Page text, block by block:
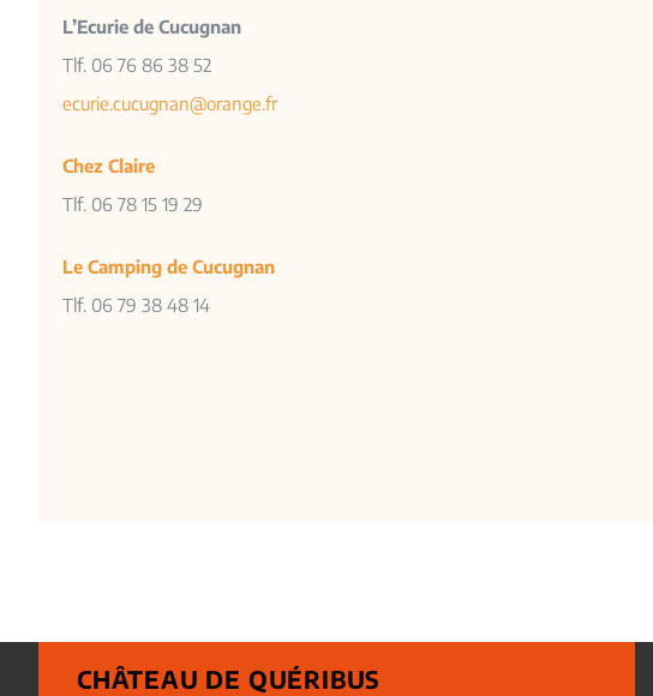
L’Ecurie de Cucugnan
Tlf. 06 76 86 38 52
ecurie.cucugnan@orange.fr
Chez Claire
Tlf. 06 78 15 19 29
Le Camping de Cucugnan
Tlf. 06 79 38 48 14
CHÂTEAU DE QUÉRIBUS